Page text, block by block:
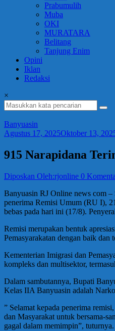
Prabumulih
Muba
OKI
MURATARA
Belitang
Tanjung Enim
Opini
Iklan
Redaksi
×
Banyuasin
Agustus 17, 2025Oktober 13,
915 Narapidana
Diposkan Oleh:rjonline 0
Banyuasin RJ Online news com
penerima Remisi Umum (RU I),
bebas pada hari ini (17/8).
Remisi merupakan bentuk
Pemasyarakatan dengan baik dan
Kementerian Imigrasi dan
kompleks dan multisektor,
Dalam sambutannya, Bupati
Kelas IIA Banyuasin adalah
” Selamat kepada penerima
dan Masyarakat untuk bersama-
gagal dalam memimpin”, tuturnya.